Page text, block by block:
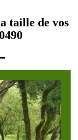
taille de vos